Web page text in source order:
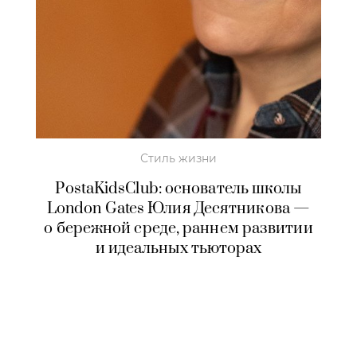
Стиль жизни
PostaKidsClub: основатель школы
London Gates Юлия Десятникова —
о бережной среде, раннем развитии
и идеальных тьюторах